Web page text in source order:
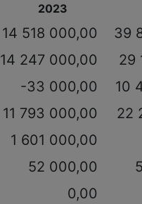
2023
14 518 000,00 39
14 247 000,00 29
-33 000,00 10
11 793 000,00 22
1 601 000,00
52 000,00
0,00